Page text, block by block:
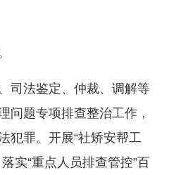
法鉴定、仲裁、调解等
问题专项排查整治工作，
犯罪。开展“社矫安帮工
实“重点人员排查管控”百